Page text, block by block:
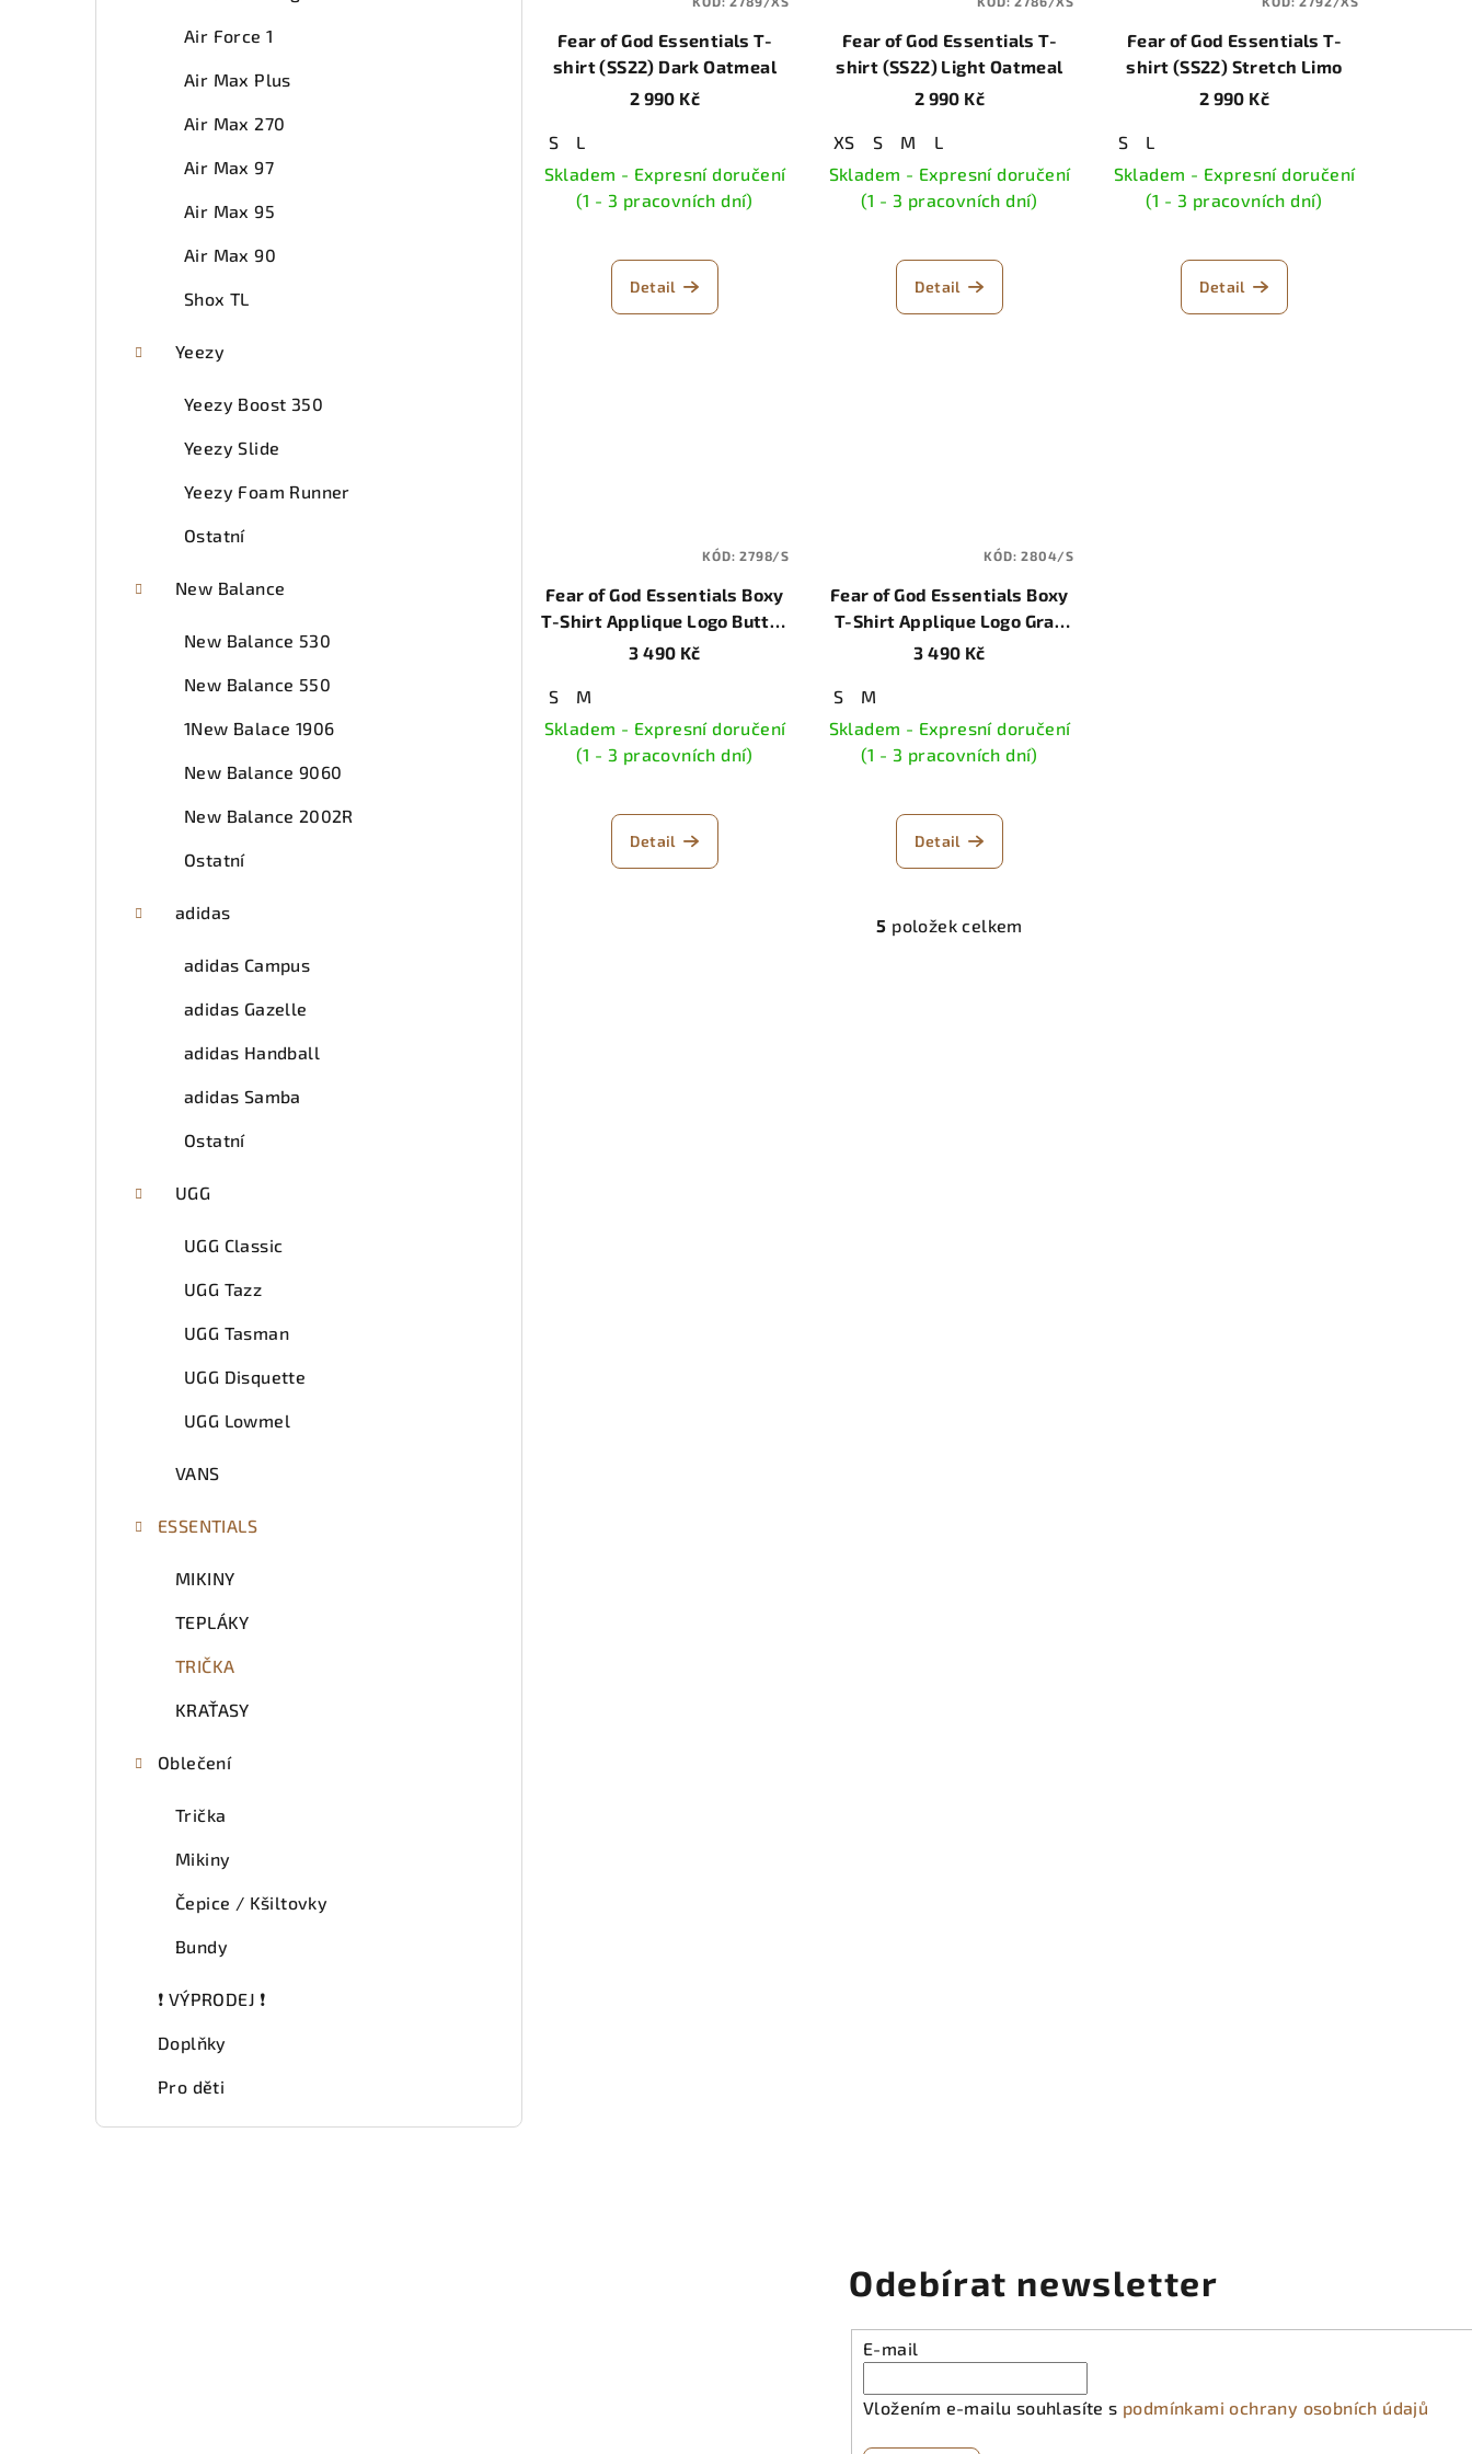
Air Force 1
Air Max Plus
Air Max 270
Air Max 97
Air Max 95
Air Max 90
Shox TL
Yeezy
Yeezy Boost 350
Yeezy Slide
Yeezy Foam Runner
Ostatní
New Balance
New Balance 530
New Balance 550
1New Balace 1906
New Balance 9060
New Balance 2002R
Ostatní
adidas
adidas Campus
adidas Gazelle
adidas Handball
adidas Samba
Ostatní
UGG
UGG Classic
UGG Tazz
UGG Tasman
UGG Disquette
UGG Lowmel
VANS
ESSENTIALS
MIKINY
TEPLÁKY
TRIČKA
KRAŤASY
Oblečení
Trička
Mikiny
Čepice / Kšiltovky
Bundy
❗ VÝPRODEJ ❗
Doplňky
Pro děti
o
d
k
t
r
d
u
Fear of God Essentials T-
shirt (SS22) Dark Oatmeal
2 990 Kč
S
L
Skladem - Expresní doručení
(1 - 3 pracovních dní)
Detail
Fear of God Essentials T-
shirt (SS22) Light Oatmeal
2 990 Kč
XS S M
L
Skladem - Expresní doručení
(1 - 3 pracovních dní)
Detail
Fear of God Essentials T-
shirt (SS22) Stretch Limo
2 990 Kč
S
L
Skladem - Expresní doručení
(1 - 3 pracovních dní)
Detail
Fear of God Essentials Boxy
T-Shirt Applique Logo Butter
Cream
3 490 Kč
S
M
Skladem - Expresní doručení
(1 - 3 pracovních dní)
Detail
KÓD:2798/S
Fear of God Essentials Boxy
T-Shirt Applique Logo Gray
Flannel/Charcoal
3 490 Kč
S
M
Skladem - Expresní doručení
(1 - 3 pracovních dní)
Detail
KÓD:2804/S
O
5 položek celkem
Odebírat newsletter
E-mail
Vložením e-mailu souhlasíte s podmínkami ochrany osobních údajů